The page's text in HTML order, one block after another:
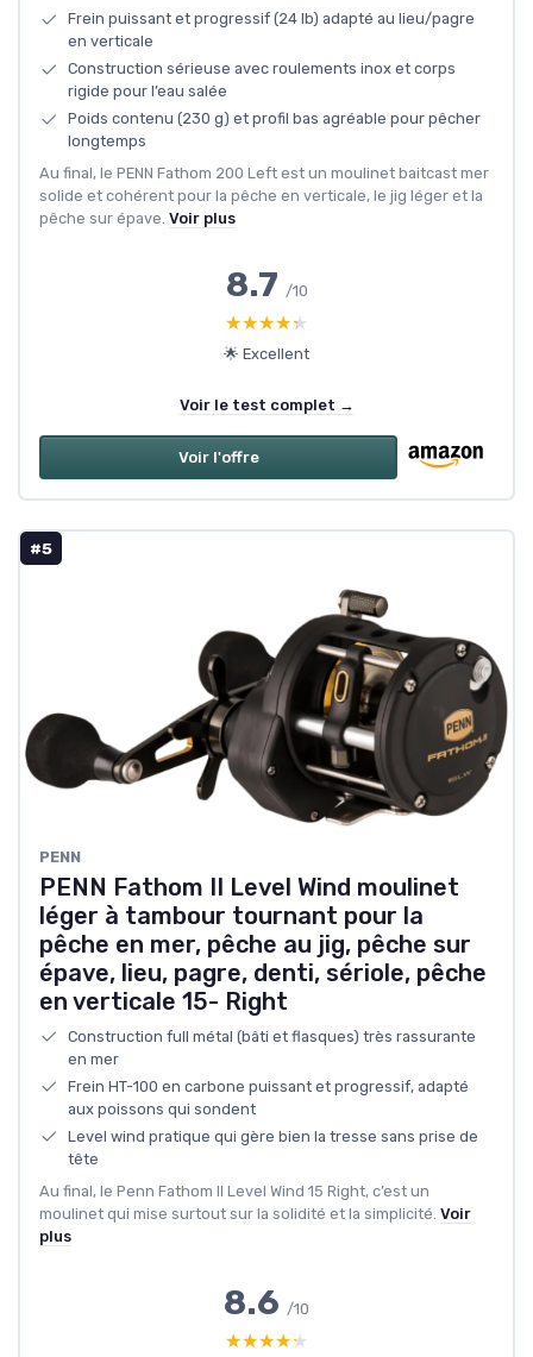
Frein puissant et progressif (24 lb) adapté au lieu/pagre
en verticale
Construction sérieuse avec roulements inox et corps
rigide pour l’eau salée
Poids contenu (230 g) et profil bas agréable pour pêcher
longtemps
Au final, le PENN Fathom 200 Left est un moulinet baitcast mer
solide et cohérent pour la pêche en verticale, le jig léger et la
pêche sur épave. Voir plus
8.7 /10
★★★★★
★★★★★
🌟 Excellent
Voir le test complet →
Voir l'offre
#5
PENN
PENN Fathom II Level Wind moulinet
léger à tambour tournant pour la
pêche en mer, pêche au jig, pêche sur
épave, lieu, pagre, denti, sériole, pêche
en verticale 15- Right
Construction full métal (bâti et flasques) très rassurante
en mer
Frein HT-100 en carbone puissant et progressif, adapté
aux poissons qui sondent
Level wind pratique qui gère bien la tresse sans prise de
tête
Au final, le Penn Fathom II Level Wind 15 Right, c’est un
moulinet qui mise surtout sur la solidité et la simplicité. Voir
plus
8.6 /10
★★★★★
★★★★★